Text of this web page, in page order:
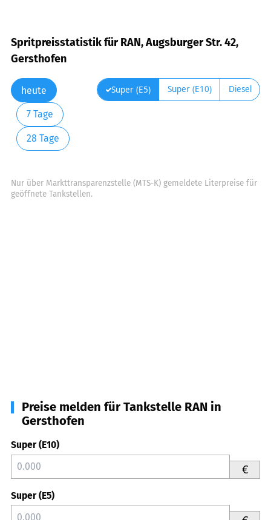
Spritpreisstatistik für RAN, Augsburger Str. 42,
Gersthofen
heute
7 Tage
28 Tage
Super (E5) Super (E10) Diesel
Nur über Markttransparenzstelle (MTS-K) gemeldete Literpreise für
geöffnete Tankstellen.
Preise melden für Tankstelle RAN in
Gersthofen
Super (E10)
€
Super (E5)